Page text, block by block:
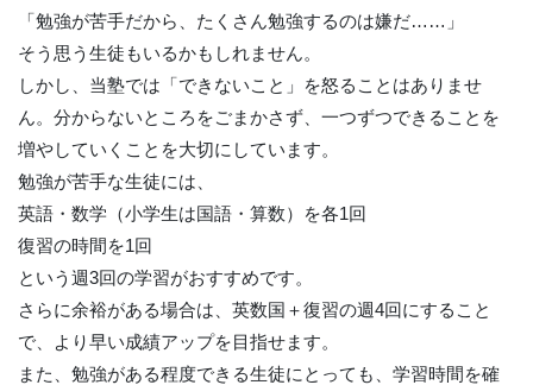
「勉強が苦手だから、たくさん勉強するのは嫌だ……」
そう思う生徒もいるかもしれません。
しかし、当塾では「できないこと」を怒ることはありませ
ん。分からないところをごまかさず、一つずつできることを
増やしていくことを大切にしています。
勉強が苦手な生徒には、
英語・数学（小学生は国語・算数）を各1回
復習の時間を1回
という週3回の学習がおすすめです。
さらに余裕がある場合は、英数国＋復習の週4回にすること
で、より早い成績アップを目指せます。
また、勉強がある程度できる生徒にとっても、学習時間を確